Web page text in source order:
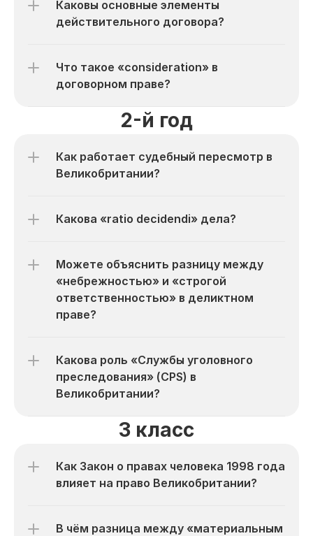
Каковы основные элементы
действительного договора?
Что такое «consideration» в
договорном праве?
2-й год
Как работает судебный пересмотр в
Великобритании?
Какова «ratio decidendi» дела?
Можете объяснить разницу между
«небрежностью» и «строгой
ответственностью» в деликтном
праве?
Какова роль «Службы уголовного
преследования» (CPS) в
Великобритании?
3 класс
Как Закон о правах человека 1998 года
влияет на право Великобритании?
В чём разница между «материальным